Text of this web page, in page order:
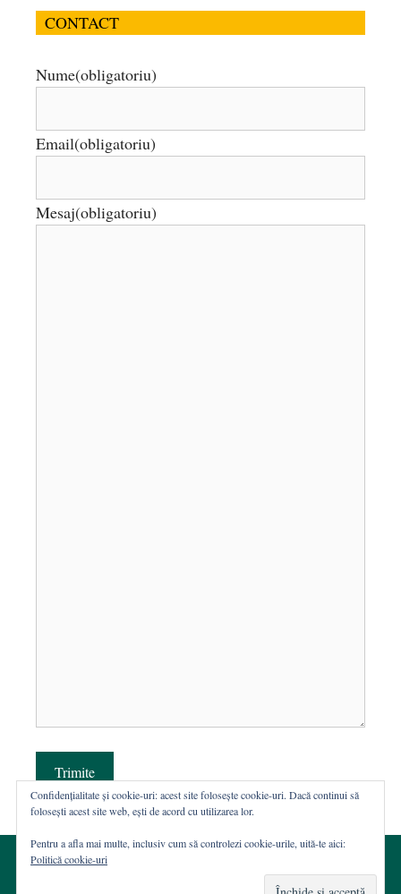
CONTACT
Nume(obligatoriu)
Email(obligatoriu)
Mesaj(obligatoriu)
Trimite
Confidențialitate și cookie-uri: acest site folosește cookie-uri. Dacă continui să
folosești acest site web, ești de acord cu utilizarea lor.
Pentru a afla mai multe, inclusiv cum să controlezi cookie-urile, uită-te aici:
Politică cookie-uri